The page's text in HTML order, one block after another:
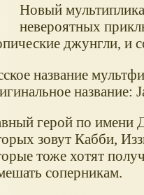
Новый
невероятных
джунгли, и
название
название:
герой по имени
зовут Кабби,
тоже хотят
соперникам.